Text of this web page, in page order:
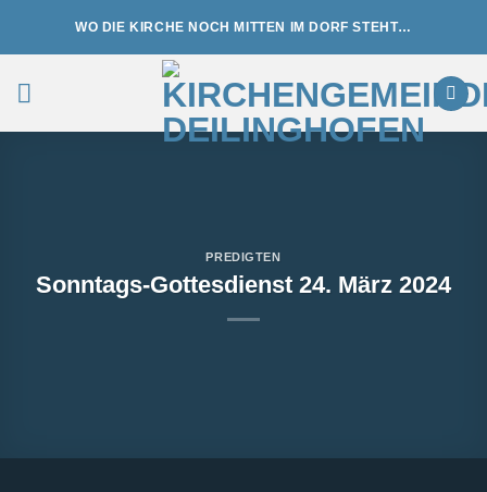
WO DIE KIRCHE NOCH MITTEN IM DORF STEHT…
PREDIGTEN
Sonntags-Gottesdienst 24. März 2024